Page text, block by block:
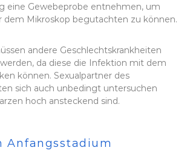
eine Gewebeprobe entnehmen, um
dem Mikroskop begutachten zu können.
andere Geschlechtskrankheiten
da diese die Infektion mit dem
können. Sexualpartner des
sich auch unbedingt untersuchen
hoch ansteckend sind.
Anfangsstadium